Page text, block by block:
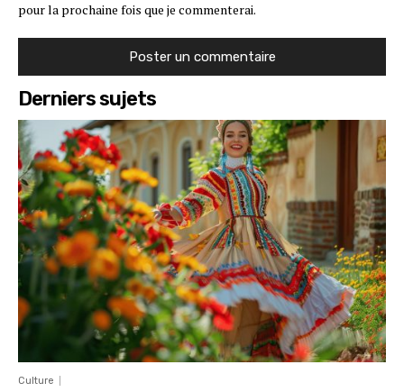
pour la prochaine fois que je commenterai.
Derniers sujets
Culture